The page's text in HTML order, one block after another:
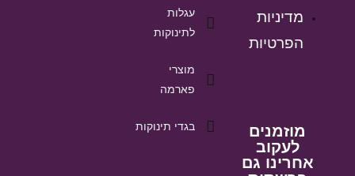
מדיניות
הפרטיות
מוזמנים
לעקוב
אחרינו גם
עגלות
לתינוקות
מוצרי
פארמה
בגדי תינוקות